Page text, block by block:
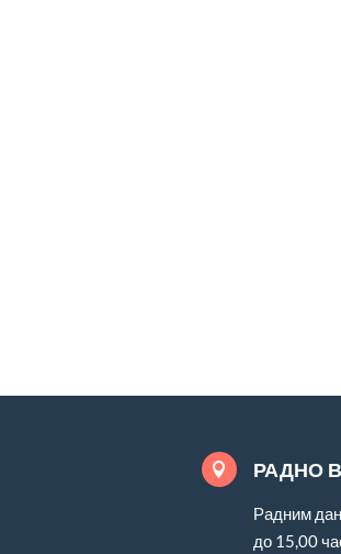
 РАДНО
Радним
до 15,00